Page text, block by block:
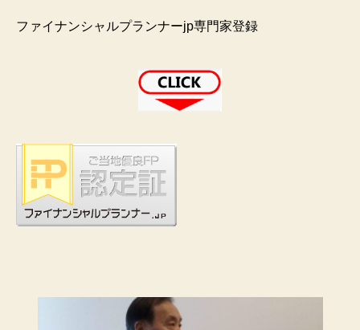
ファイナンシャルプランナーjp専門家登録